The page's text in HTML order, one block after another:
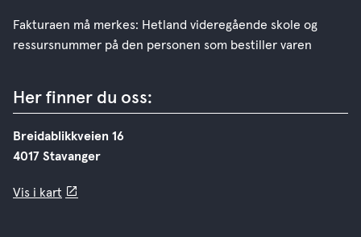
Fakturaen må merkes: Hetland videregående skole og
ressursnummer på den personen som bestiller varen
Her finner du oss:
Breidablikkveien 16
4017 Stavanger
Vis i kart